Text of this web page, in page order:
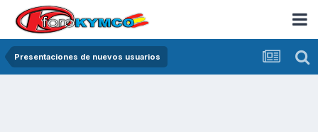
Presentaciones de nuevos usuarios